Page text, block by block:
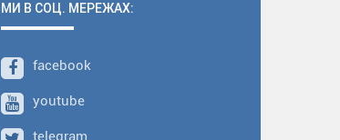
МИ В СОЦ. МЕРЕЖАХ:
facebook
youtube
telegram